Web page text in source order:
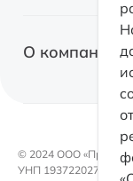
Оборудование
Коммерческая
Электромобили
Возвратный
Факторинг с
Факторинг без
Факторинг
Документы
О компании
Контакты
© 2024 OOO
УНП 193722027